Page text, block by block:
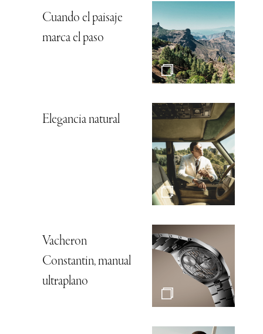
Cuando el paisaje
marca el paso
Elegancia natural
Vacheron
Constantin, manual
ultraplano